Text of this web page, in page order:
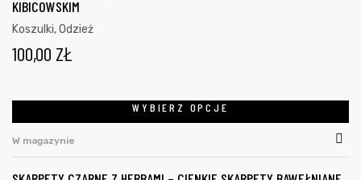
KIBICOWSKIM
Koszulki,Odzież
100,00 ZŁ
WYBIERZ OPCJE
W magazynie